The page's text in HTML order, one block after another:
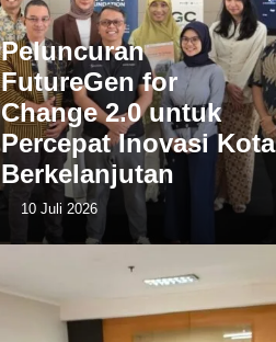
Peluncuran
FutureGen for
Change 2.0 untuk
Percepat Inovasi Kota
Berkelanjutan
10 Juli 2026